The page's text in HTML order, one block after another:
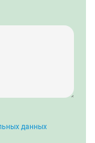
данных